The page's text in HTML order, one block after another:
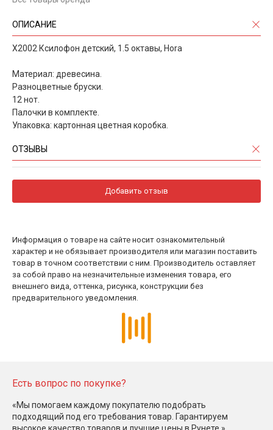
ОПИСАНИЕ
X2002 Ксилофон детский, 1.5 октавы, Hora
Материал: древесина.
Разноцветные бруски.
12 нот.
Палочки в комплекте.
Упаковка: картонная цветная коробка.
ОТЗЫВЫ
Добавить отзыв
Информация о товаре на сайте носит ознакомительный
характер и не обязывает производителя или магазин поставить
товар в точном соответствии с ним. Производитель оставляет
за собой право на незначительные изменения товара, его
внешнего вида, оттенка, рисунка, конструкции без
предварительного уведомления.
Есть вопрос по покупке?
«Мы помогаем каждому покупателю подобрать
подходящий под его требования товар. Гарантируем
высокое качество товаров и лучшие цены в Рунете.»